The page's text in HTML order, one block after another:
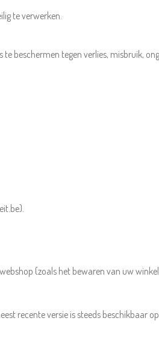
te verwerken.
beschermen tegen verlies, misbruik,
(zoals het bewaren van uw
recente versie is steeds beschikbaar